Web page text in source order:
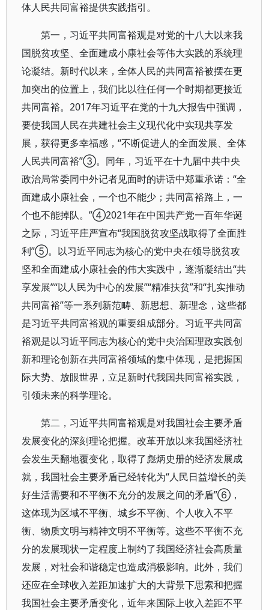
体人民共同富裕提供实践指引。
第一，习近平共同富裕观是对党的十八大以来我
国脱贫攻坚、全面建成小康社会等伟大实践的系统理
论凝结。新时代以来，全体人民的共同富裕被摆在更
加突出的位置上，我们比以往任何一个时期都更接近
共同富裕。2017年习近平在党的十九大报告中强调，
要使我国人民在共建社会主义现代化中实现共享发
展，获得更多幸福感，“不断促进人的全面发展、全体
人民共同富裕”③。同年，习近平在十九届中共中央
政治局常委同中外记者见面时的讲话中郑重承诺：“全
面建成小康社会，一个也不能少；共同富裕路上，一
个也不能掉队。”④2021年在中国共产党一百年华诞
之际，习近平庄严宣布“我国脱贫攻坚战取得了全面胜
利”⑤。以习近平同志为核心的党中央在领导脱贫攻
坚和全面建成小康社会的伟大实践中，逐渐凝结出“共
享发展”“以人民为中心的发展”“精准扶贫”和“扎实推动
共同富裕”等一系列新范畴、新思想、新理念，这些都
是习近平共同富裕观的重要组成部分。习近平共同富
裕观是以习近平同志为核心的党中央治国理政实践创
新和理论创新在共同富裕领域的集中体现，是把握国
际大势、放眼世界，立足新时代我国共同富裕实践，
引领未来的科学理论。
第二，习近平共同富裕观是对我国社会主要矛盾
发展变化的深刻理论把握。改革开放以来我国经济社
会发生天翻地覆变化，取得了彪炳史册的经济发展成
就，我国社会主要矛盾已经转化为“人民日益增长的美
好生活需要和不平衡不充分的发展之间的矛盾”⑥，
这体现为区域不平衡、城乡不平衡、个人收入不平
衡、物质文明与精神文明不平衡等。这些不平衡不充
分的发展现状一定程度上制约了我国经济社会高质量
发展，对社会和谐稳定也造成消极影响。此外，我们
还应在全球收入差距加速扩大的大背景下思索和把握
我国社会主要矛盾变化，近年来国际上收入差距不平